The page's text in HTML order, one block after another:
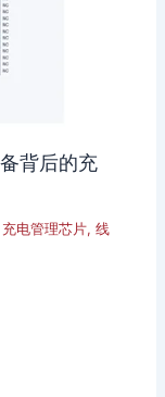
背后的充
充电管理芯片,线